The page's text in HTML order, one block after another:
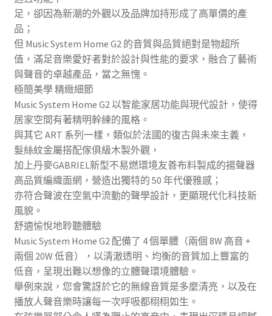
足，卻因為新潮的外觀以及品牌加持形成了高單價的產
品；
但 Music System Home G2 的音質與品質絕對是物超所
值，滿足音樂愛好者對於設計與性能的要求，融合了藝術
與聲音的卓越產品，當之無愧。
極簡美學 精緻細節
Music System Home G2 以智能家居功能與現代設計，使得
居家空間有著精明幹練的風格。
與其它 ART 系列一樣，類似於法國的復古與未來主義，
髮絲紋金屬搭配傢俱級木製外觀，
加上丹麥GABRIEL新型不易燃環境友善布料製成的揚聲器
高品質編織面網，營造出獨特的 50 年代優雅感；
亦符合聲波在空氣中流動的聲學設計，更顯現代化科技新
風貌。
舒適愉悅地聆聽體驗
Music System Home G2 配備了 4 個單體（兩個 8W 高音 +
兩個 20W 低音），以清澈透明、均衡的音質加上豐富的
低音，呈現出難以想像的立體聲環境體驗。
舉例來說，您會驚訝於它的無線音質是多麼清亮，以及在
播放人聲音樂時讓每一次呼吸都栩栩如生。